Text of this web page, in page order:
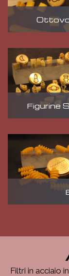
Figurine
Filtri in acciaio